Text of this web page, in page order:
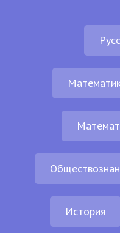
История